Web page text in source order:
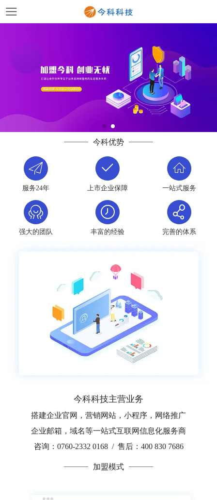
今科优势
服务24年 上市企业保障 一站式服务
强大的团队 丰富的经验 完善的体系
今科科技主营业务
搭建企业官网，营销网站，小程序，网络推广
企业邮箱，域名等一站式互联网信息化服务商
咨询：0760-2332 0168 / 售后：400 830 7686
加盟模式